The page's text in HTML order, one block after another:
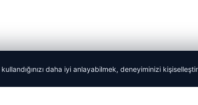
daha iyi anlayabilmek, deneyiminizi